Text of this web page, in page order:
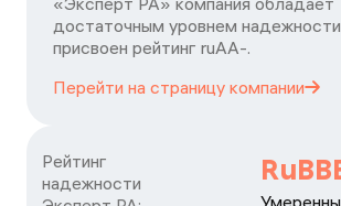
достаточным уровнем
присвоен рейтинг ruАА-.
Перейти на страницу компании
Рейтинг
надежности